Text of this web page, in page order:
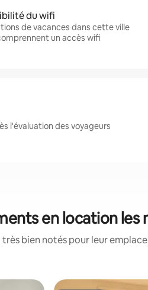
du wifi
de vacances dans cette ville
un accès wifi
l'évaluation des voyageurs
en location les
bien notés pour leur